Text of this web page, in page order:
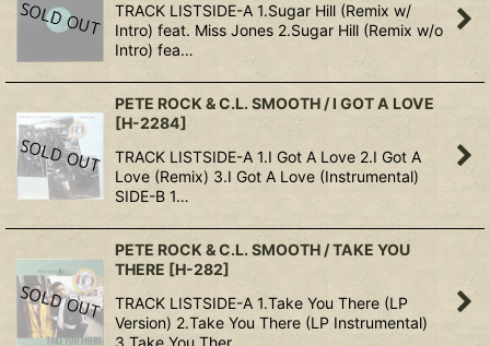
TRACK LISTSIDE-A 1.Sugar Hill (Remix w/
Intro) feat. Miss Jones 2.Sugar Hill (Remix w/o
Intro) fea…
PETE ROCK & C.L. SMOOTH / I GOT A LOVE
[H-2284]
TRACK LISTSIDE-A 1.I Got A Love 2.I Got A
Love (Remix) 3.I Got A Love (Instrumental)
SIDE-B 1…
PETE ROCK & C.L. SMOOTH / TAKE YOU
THERE [H-282]
TRACK LISTSIDE-A 1.Take You There (LP
Version) 2.Take You There (LP Instrumental)
3.Take You Ther…